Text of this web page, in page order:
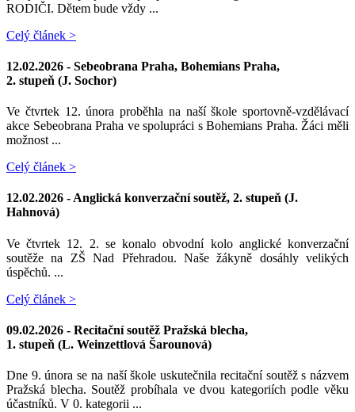
RODIČI. Dětem bude vždy ...
Celý článek >
12.02.2026 - Sebeobrana Praha, Bohemians Praha,
2. stupeň (J. Sochor)
Ve čtvrtek 12. února proběhla na naší škole sportovně-vzdělávací
akce Sebeobrana Praha ve spolupráci s Bohemians Praha. Žáci měli
možnost ...
Celý článek >
12.02.2026 - Anglická konverzační soutěž, 2. stupeň (J.
Hahnová)
Ve čtvrtek 12. 2. se konalo obvodní kolo anglické konverzační
soutěže na ZŠ Nad Přehradou. Naše žákyně dosáhly velikých
úspěchů. ...
Celý článek >
09.02.2026 - Recitační soutěž Pražská blecha,
1. stupeň (L. Weinzettlová Šarounová)
Dne 9. února se na naší škole uskutečnila recitační soutěž s názvem
Pražská blecha. Soutěž probíhala ve dvou kategoriích podle věku
účastníků. V 0. kategorii ...